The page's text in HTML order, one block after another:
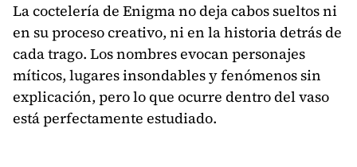
La coctelería de Enigma no deja cabos sueltos ni
en su proceso creativo, ni en la historia detrás de
cada trago. Los nombres evocan personajes
míticos, lugares insondables y fenómenos sin
explicación, pero lo que ocurre dentro del vaso
está perfectamente estudiado.